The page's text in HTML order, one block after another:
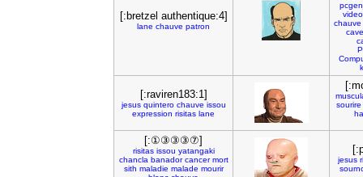
[:bretzel authentique:4]
lane chauve patron
video
chauve
[:raviren183:1]
jesus quintero chauve issou
expression risitas lane
sourire
[:①③③③⑦]
risitas issou yatangaki
chancla banador cancer mort
sith maladie malade mourir
jesus